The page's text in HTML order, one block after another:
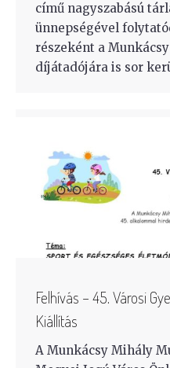
című nagyszabású
ünnepségével
részeként a
díjátadójára is sor
Felhívás – 45. Városi
Kiállítás
A Munkácsy Mihály